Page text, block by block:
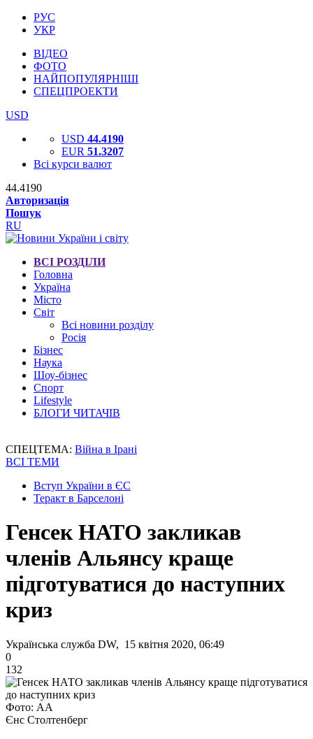
РУС
УКР
ВІДЕО
ФОТО
НАЙПОПУЛЯРНІШІ
СПЕЦПРОЕКТИ
USD
USD 44.4190
EUR 51.3207
Всі курси валют
44.4190
Авторизація
Пошук
RU
ВСІ РОЗДІЛИ
Головна
Україна
Місто
Світ
Всі новини розділу
Росія
Бізнес
Наука
Шоу-бізнес
Спорт
Lifestyle
БЛОГИ ЧИТАЧІВ
СПЕЦТЕМА: Війна в Ірані
ВСІ ТЕМИ
Вступ України в ЄС
Теракт в Барселоні
Генсек НАТО закликав
членів Альянсу краще
підготуватися до наступних
криз
Українська служба DW, 15 квітня 2020, 06:49
0
132
Фото: АА
Єнс Столтенберг